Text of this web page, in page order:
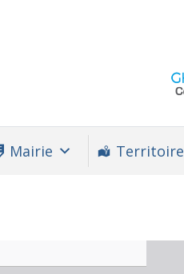
Mairie Territoire